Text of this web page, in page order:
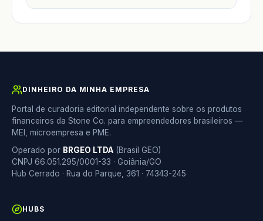
DINHEIRO DA MINHA EMPRESA
Portal de curadoria editorial independente sobre os produtos
financeiros da Stone Co. para empreendedores brasileiros —
MEI, microempresa e PME.
Operado por BRGEO LTDA (Brasil GEO)
CNPJ 66.051.295/0001-33 · Goiânia/GO
Hub Cerrado · Rua do Parque, 361 · 74343-245
HUBS